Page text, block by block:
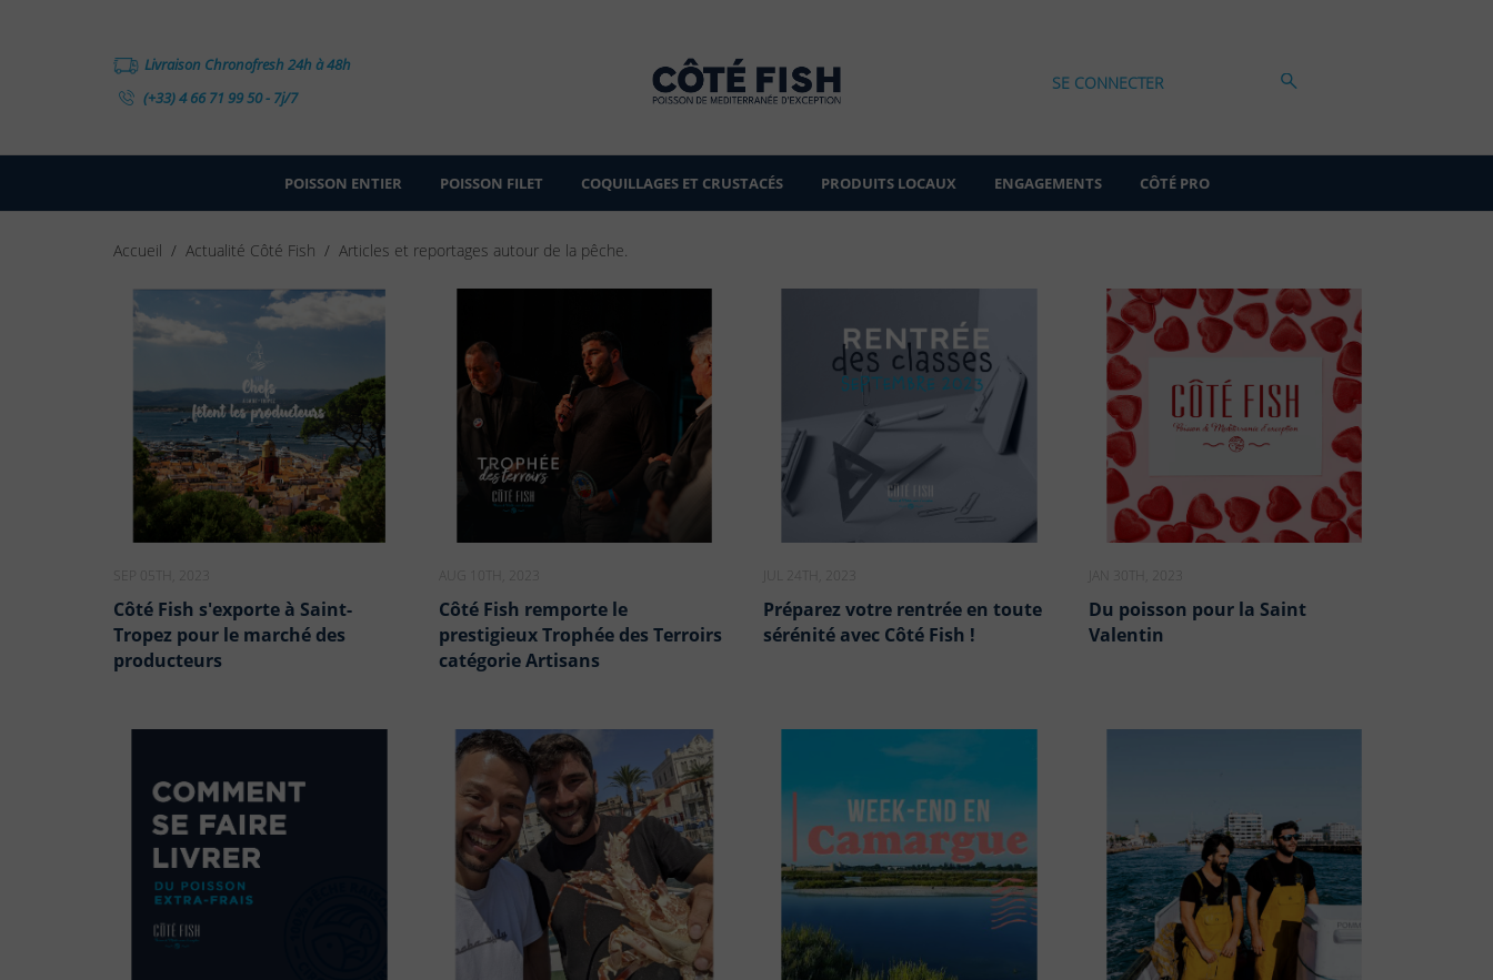
Livraison Chronofresh 24h à 48h
(+33) 4 66 71 99 50 - 7j/7
SE CONNECTER
POISSON ENTIER POISSON FILET COQUILLAGES ET CRUSTACÉS PRODUITS LOCAUX ENGAGEMENTS CÔTÉ PRO
Accueil Actualité Côté Fish Articles et reportages autour de la pêche.
SEP 05TH, 2023
Côté Fish s'exporte à Saint-
Tropez pour le marché des
producteurs
AUG 10TH, 2023
Côté Fish remporte le
prestigieux Trophée des Terroirs
catégorie Artisans
JUL 24TH, 2023
Préparez votre rentrée en toute
sérénité avec Côté Fish !
JAN 30TH, 2023
Du poisson pour la Saint
Valentin